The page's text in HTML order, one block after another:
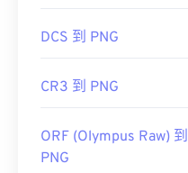
DCS 到 PNG
CR3 到 PNG
ORF (Olympus Raw) 到
PNG